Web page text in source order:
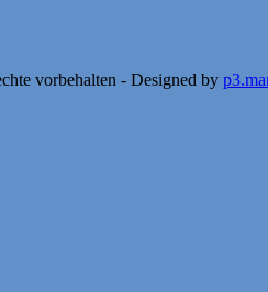
vorbehalten - Designed by